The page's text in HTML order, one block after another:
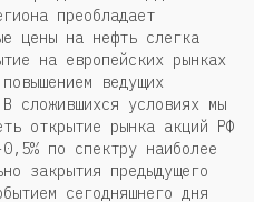
преобладает
цены на нефть слегка
на европейских рынках
ведущих
сложившихся условиях мы
открытие рынка акций РФ
по спектру наиболее
закрытия предыдущего
сегодняшнего дня